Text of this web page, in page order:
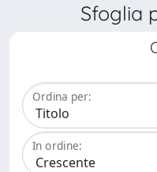
Sfoglia
Ordina per:
In ordine: